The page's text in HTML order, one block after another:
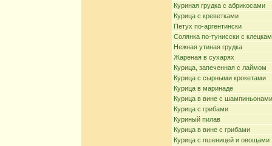
Куриная грудка с абрикосами
Курица с креветками
Петух по-аргентински
Солянка по-тунисски с
Нежная утиная грудка
Жареная в сухарях
Курица, запеченная с лаймом
Курица с сырными крокетами
Курица в маринаде
Курица в вине с шампиньонами
Курица с грибами
Куриный пилав
Курица в вине с грибами
Курица с пшеницей и овощами